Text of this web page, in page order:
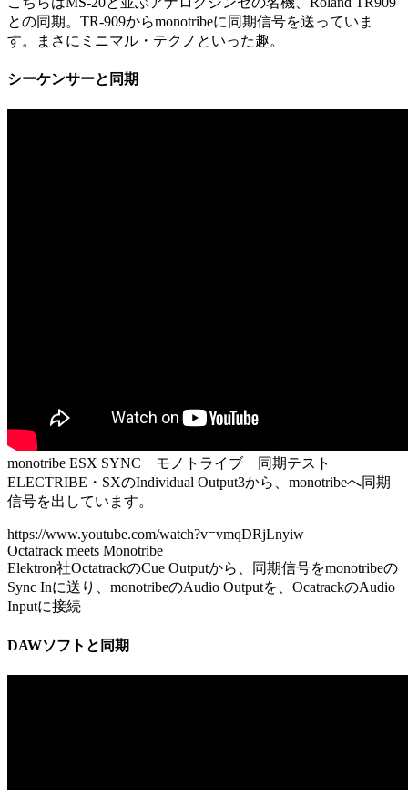
との同期。TR-909からmonotribeに同期信号を送っていま
す。まさにミニマル・テクノといった趣。
シーケンサーと同期
monotribe ESX SYNC モノトライブ 同期テスト
ELECTRIBE・SXのIndividual Output3から、monotribeへ同期
信号を出しています。
https://www.youtube.com/watch?v=vmqDRjLnyiw
Octatrack meets Monotribe
Elektron社OctatrackのCue Outputから、同期信号をmonotribeの
Sync Inに送り、monotribeのAudio Outputを、OcatrackのAudio
Inputに接続
DAWソフトと同期